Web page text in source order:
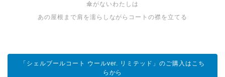
傘がないわたしは
あの屋根まで肩を濡らしながらコートの襟を立てる
「シェルブールコート ウールver. リミテッド」のご購入はこち
らから